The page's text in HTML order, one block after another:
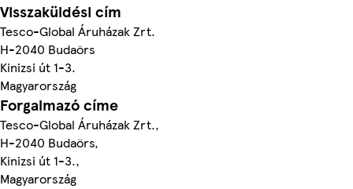
Visszaküldési cím
Tesco-Global Áruházak Zrt.
H-2040 Budaörs
Kinizsi út 1-3.
Magyarország
Forgalmazó címe
Tesco-Global Áruházak Zrt.,
H-2040 Budaörs,
Kinizsi út 1-3.,
Magyarország